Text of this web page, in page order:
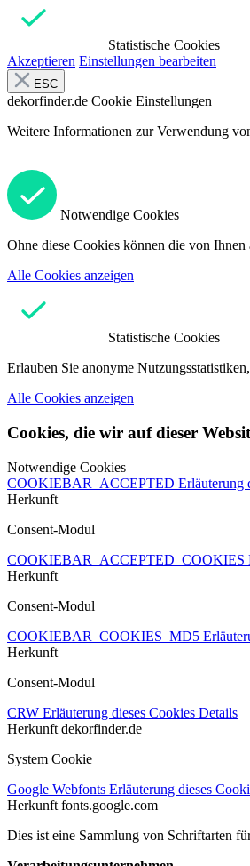
Statistische Cookies
Akzeptieren Einstellungen bearbeiten
ESC
dekorfinder.de Cookie Einstellungen
Weitere Informationen zur Verwendung
Notwendige Cookies
Ohne diese Cookies können die von
Alle Cookies anzeigen
Statistische Cookies
Erlauben Sie anonyme
Alle Cookies anzeigen
Cookies, die wir auf dieser
Notwendige Cookies
COOKIEBAR_ACCEPTED Erläuterung
Herkunft
Consent-Modul
COOKIEBAR_ACCEPTED_COOKIES
Herkunft
Consent-Modul
COOKIEBAR_COOKIES_MD5
Herkunft
Consent-Modul
CRW Erläuterung dieses Cookies Details
Herkunft dekorfinder.de
System Cookie
Google Webfonts Erläuterung dieses
Herkunft fonts.google.com
Dies ist eine Sammlung von Schriftarten